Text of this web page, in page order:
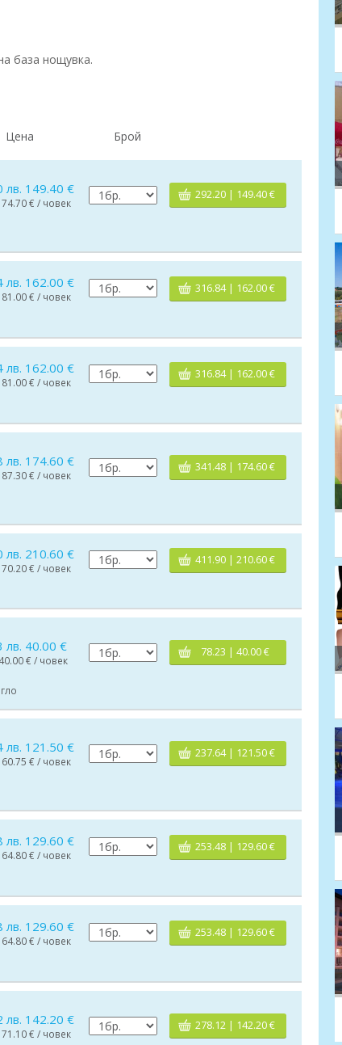
база нощувка.
Цена Брой
лв. 149.40 €
€ / човек
292.20 | 149.40 €
лв. 162.00 €
€ / човек
316.84 | 162.00 €
лв. 162.00 €
€ / човек
316.84 | 162.00 €
лв. 174.60 €
€ / човек
341.48 | 174.60 €
лв. 210.60 €
€ / човек
411.90 | 210.60 €
лв. 40.00 €
€ / човек
78.23 | 40.00 €
лв. 121.50 €
€ / човек
237.64 | 121.50 €
лв. 129.60 €
€ / човек
253.48 | 129.60 €
лв. 129.60 €
€ / човек
253.48 | 129.60 €
лв. 142.20 €
€ / човек
278.12 | 142.20 €